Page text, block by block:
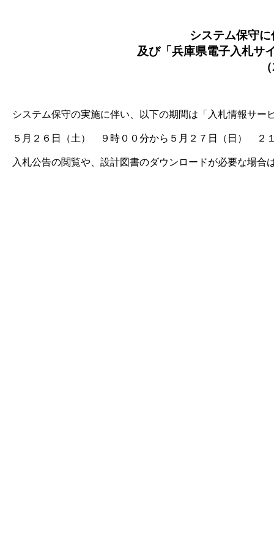
システム保守
及び「兵庫県電子入札サ
システム保守の実施に伴い、以下の期間は「入札情報サー
５月２６日（土） ９時００分から５月２７日（日） ２
入札公告の閲覧や、設計図書のダウンロードが必要な場合